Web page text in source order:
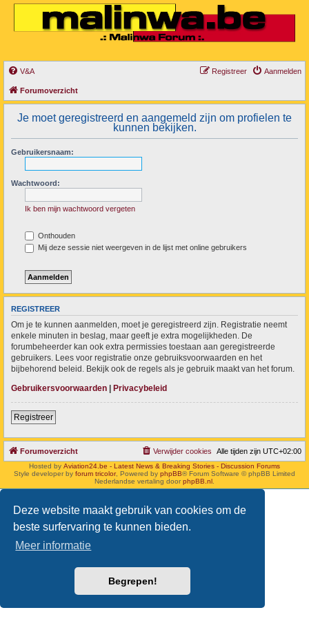
Deze website maakt gebruik van cookies om de
beste surfervaring te kunnen bieden.
Meer informatie
Begrepen!
V&A Aanmelden
Registreer
Forumoverzicht
Je moet geregistreerd en aangemeld zijn om profielen te
kunnen bekijken.
Gebruikersnaam:
Wachtwoord:
Ik ben mijn wachtwoord vergeten
Onthouden
Mij deze sessie niet weergeven in de lijst met online gebruikers
REGISTREER
Om je te kunnen aanmelden, moet je geregistreerd zijn. Registratie neemt
enkele minuten in beslag, maar geeft je extra mogelijkheden. De
forumbeheerder kan ook extra permissies toestaan aan geregistreerde
gebruikers. Lees voor registratie onze gebruiksvoorwaarden en het
bijbehorend beleid. Bekijk ook de regels als je gebruik maakt van het forum.
Gebruikersvoorwaarden
Privacybeleid
Registreer
Forumoverzicht Alle tijden zijn UTC+02:00
Verwijder cookies
Hosted by Aviation24.be - Latest News & Breaking Stories - Discussion Forums
Style developer by forum tricolor, Powered by phpBB® Forum Software © phpBB Limited
Nederlandse vertaling doorphpBB.nl.